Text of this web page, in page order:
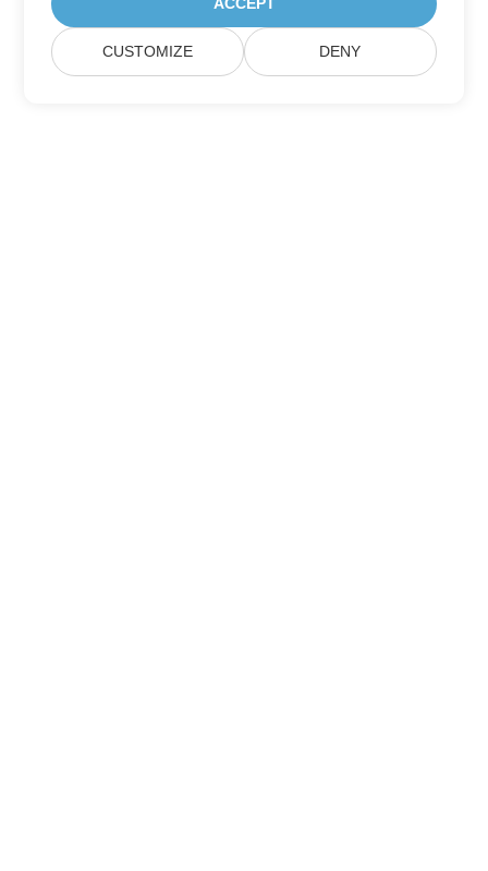
ACCEPT
CUSTOMIZE DENY